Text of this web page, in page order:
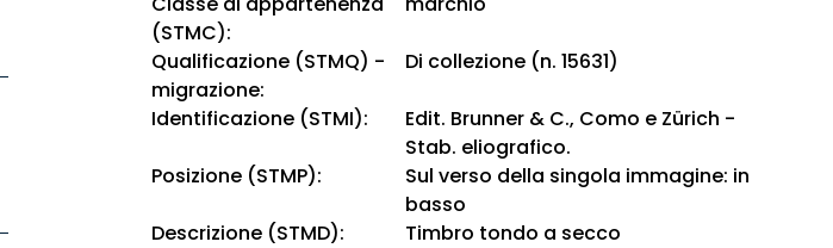
(STMC):
Qualificazione (STMQ) -
migrazione:
Di collezione (n. 15631)
Identificazione (STMI):
Edit. Brunner & C., Como e Zürich -
Stab. eliografico.
Posizione (STMP):
Sul verso della singola immagine: in
basso
Descrizione (STMD):
Timbro tondo a secco